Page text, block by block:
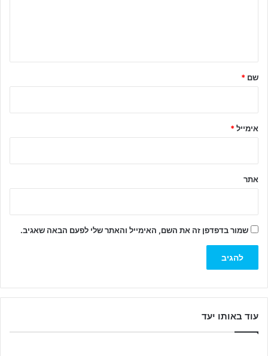
ל
שם *
אימייל*
אתר
שמור בדפדפן זה את השם, האימייל והאתר שלי לפעם הבאה שאגיב.
עוד באותו יעד